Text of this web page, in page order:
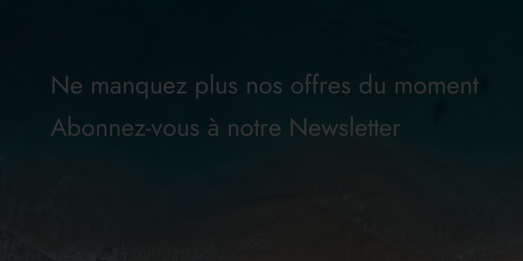
Ne manquez plus nos offres du moment
Abonnez-vous à notre Newsletter